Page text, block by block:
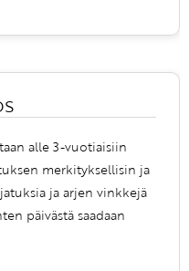
alle 3-vuotiaisiin
merkityksellisin ja
ja arjen vinkkejä
päivästä saadaan